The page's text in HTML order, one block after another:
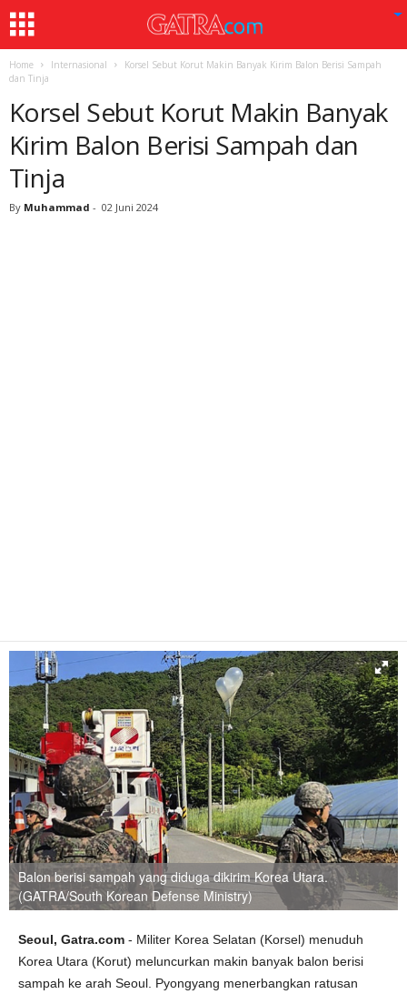
Home Internasional
Korsel Sebut Korut Makin Banyak Kirim Balon Berisi Sampah
dan Tinja
Korsel Sebut Korut Makin Banyak
Kirim Balon Berisi Sampah dan
Tinja
By Muhammad - 02 Juni 2024
Balon berisi sampah yang diduga dikirim Korea Utara.
(GATRA/South Korean Defense Ministry)
Seoul, Gatra.com - Militer Korea Selatan (Korsel) menuduh
Korea Utara (Korut) meluncurkan makin banyak balon berisi
sampah ke arah Seoul. Pyongyang menerbangkan ratusan